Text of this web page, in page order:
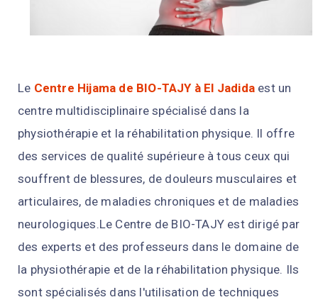
Le Centre Hijama de BIO-TAJYà El Jadida estun
centre multidisciplinaire spécialisé dans la
physiothérapieet la réhabilitation physique. Il offre
des services de qualité supérieureà tous ceux qui
souffrentde blessures, de douleurs musculaires et
articulaires, de maladies chroniques etde maladies
neurologiques.Le Centre de B IO-TAJY estdirigé par
des experts etdes professeurs dans le domaine de
la physiothérapie et de la réhabilitation physique. Ils
sontspécialisés dans l'utilisation de techniques